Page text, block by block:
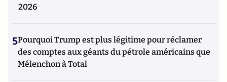
2026
5Pourquoi Trump est plus légitime pour réclamer
des comptes aux géants du pétrole américains que
Mélenchon à Total